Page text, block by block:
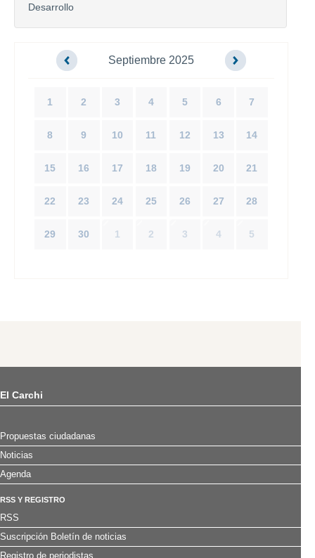
Desarrollo
Septiembre 2025
1 2 3 4 5 6 7
8 9 10 11 12 13 14
15 16 17 18 19 20 21
22 23 24 25 26 27 28
29 30 1 2 3 4 5
El Carchi
Propuestas ciudadanas
Noticias
Agenda
RSS Y REGISTRO
RSS
Suscripción Boletín de noticias
Registro de periodistas